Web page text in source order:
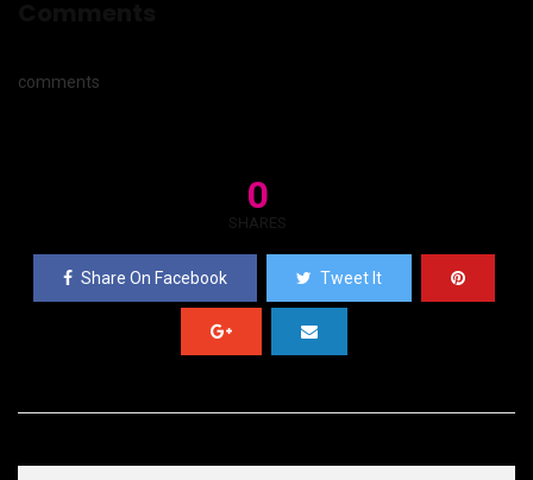
comments
0
SHARES
Share On Facebook Tweet It